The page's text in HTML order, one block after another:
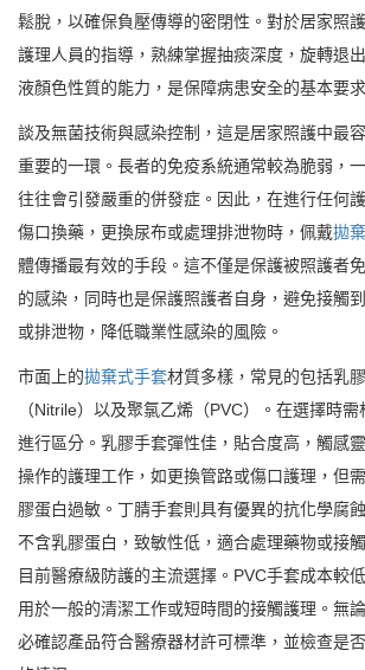
鬆脫，以確保負壓傳導的密閉性。對於居家照
護理人員的指導，熟練掌握抽痰深度，旋轉退
液顏色性質的能力，是保障病患安全的基本要求
談及無菌技術與感染控制，這是居家照護中最
重要的一環。長者的免疫系統通常較為脆弱，
往往會引發嚴重的併發症。因此，在進行任何
傷口換藥，更換尿布或處理排泄物時，佩戴拋
體傳播最有效的手段。這不僅是保護被照護者
的感染，同時也是保護照護者自身，避免接觸
或排泄物，降低職業性感染的風險。
市面上的拋棄式手套材質多樣，常見的包括乳
（Nitrile）以及聚氯乙烯（PVC）。在選擇時
進行區分。乳膠手套彈性佳，貼合度高，觸感
操作的護理工作，如更換管路或傷口護理，但
膠蛋白過敏。丁腈手套則具有優異的抗化學腐
不含乳膠蛋白，致敏性低，適合處理藥物或接
目前醫療級防護的主流選擇。PVC手套成本較
用於一般的清潔工作或短時間的接觸護理。無
必確認產品符合醫療器材許可標準，並檢查是